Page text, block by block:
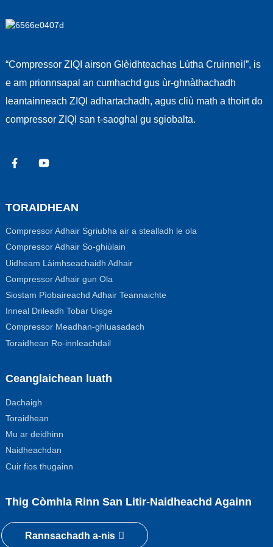
“Compressor ZIQI airson Glèidhteachas Lùtha Cruinneil”, is
e am prionnsapal an cumhachd gus ùr-ghnàthachadh
leantainneach ZIQI adhartachadh, agus cliù math a thoirt do
compressor ZIQI san t-saoghal gu sgiobalta.
TORAIDHEAN
Compressor Adhair Sgriubha air a stealladh le ola
Compressor Adhair So-ghiùlain
Uidheam Làimhseachaidh Adhair
Compressor Adhair gun Ola
Siostam Pìobaireachd Adhair Teannaichte
Inneal Drileadh Tobar Uisge
Compressor Meadhan-ghluasadach
Toraidhean Ro-innleachdail
Ceanglaichean luath
Dachaigh
Toraidhean
Mu ar deidhinn
Naidheachdan
Cuir fios thugainn
Thig Còmhla Rinn San Litir-Naidheachd Againn
Rannsachadh a-nis